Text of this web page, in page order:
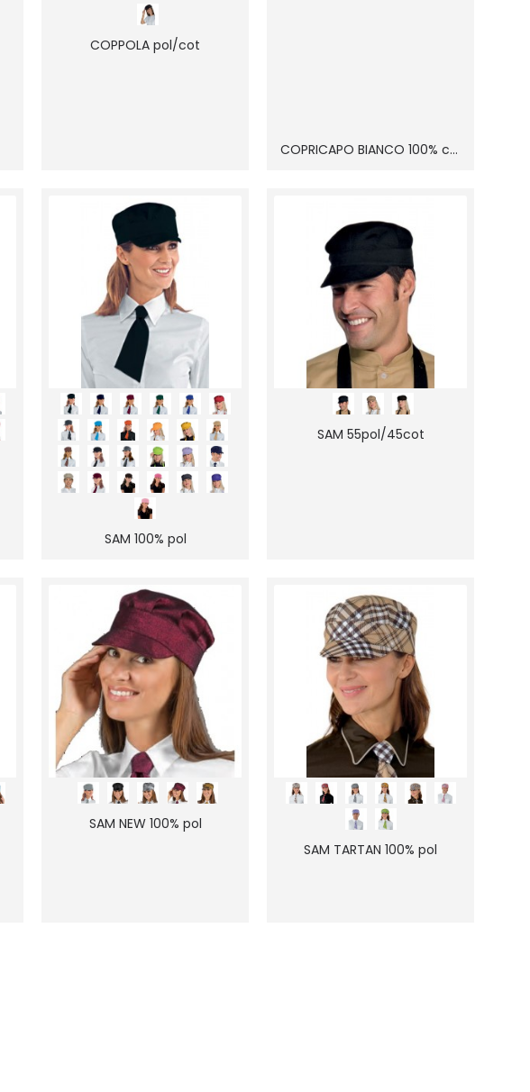
COPPOLA pol/cot
COPRICAPO BIANCO 100% cot
SAM 100% pol
SAM 55pol/45cot
SAM NEW 100% pol
SAM TARTAN 100% pol